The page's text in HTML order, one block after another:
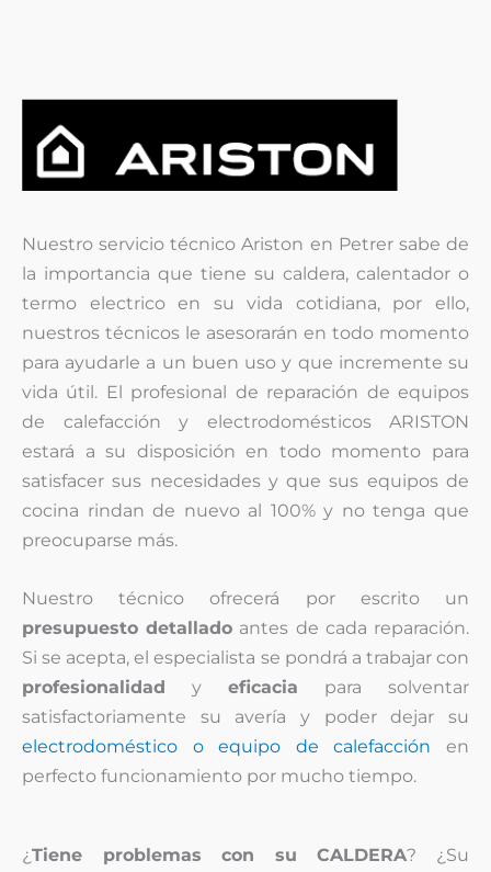
Nuestro servicio técnico Ariston en Petrer sabe de
la importancia que tiene su caldera, calentador o
termo electrico en su vida cotidiana, por ello,
nuestros técnicos le asesorarán en todo momento
para ayudarle a un buen uso y que incremente su
vida útil. El profesional de reparación de equipos
de calefacción y electrodomésticos ARISTON
estará a su disposición en todo momento para
satisfacer sus necesidades y que sus equipos de
cocina rindan de nuevo al 100% y no tenga que
preocuparse más.
Nuestro técnico ofrecerá por escrito un
presupuesto detallado antes de cada reparación.
Si se acepta, el especialista se pondrá a trabajar con
profesionalidad y eficacia para solventar
satisfactoriamente su avería y poder dejar su
electrodoméstico o equipo de calefacción en
perfecto funcionamiento por mucho tiempo.
¿Tiene problemas con su CALDERA? ¿Su